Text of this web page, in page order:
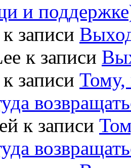
и
к записи
к записи
к записи Тому,
к записи